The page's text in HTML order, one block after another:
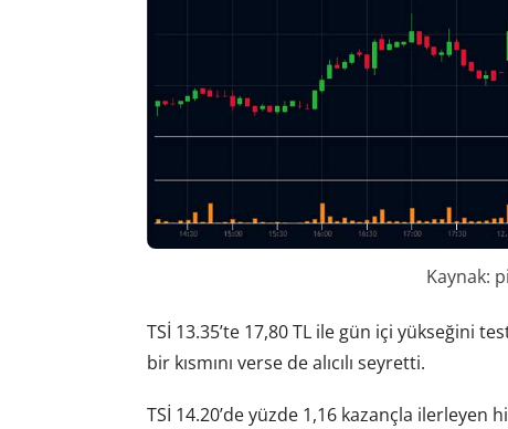
Kaynak:
TSİ 13.35’te 17,80 TL ile gün içi yükseğini
bir kısmını verse de alıcılı seyretti.
TSİ 14.20’de yüzde 1,16 kazançla ilerleyen